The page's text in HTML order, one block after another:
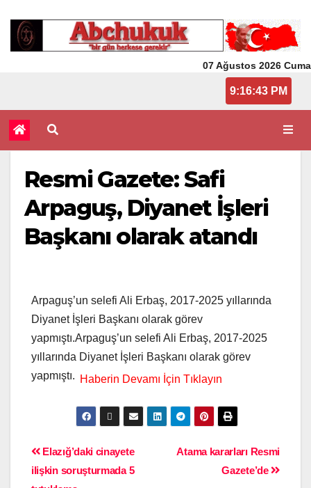
07 Ağustos 2026 Cuma
9:16:43 PM
Resmi Gazete: Safi
Arpaguş, Diyanet İşleri
Başkanı olarak atandı
Arpaguş’un selefi Ali Erbaş, 2017-2025 yıllarında
Diyanet İşleri Başkanı olarak görev
yapmıştı.Arpaguş’un selefi Ali Erbaş, 2017-2025
yıllarında Diyanet İşleri Başkanı olarak görev
yapmıştı.
Atama kararları Resmi
Gazete’de
Elazığ’daki cinayete
ilişkin soruşturmada 5